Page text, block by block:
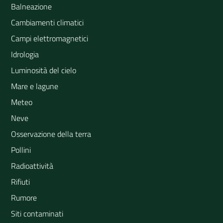
Balneazione
Cambiamenti climatici
Campi elettromagnetici
Idrologia
Luminosità del cielo
Mare e lagune
Meteo
Neve
Osservazione della terra
Pollini
Radioattività
Rifiuti
Rumore
Siti contaminati